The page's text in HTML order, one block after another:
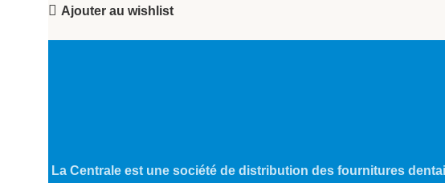
Ajouter au wishlist
La Centrale est une société de distribution des fournitures